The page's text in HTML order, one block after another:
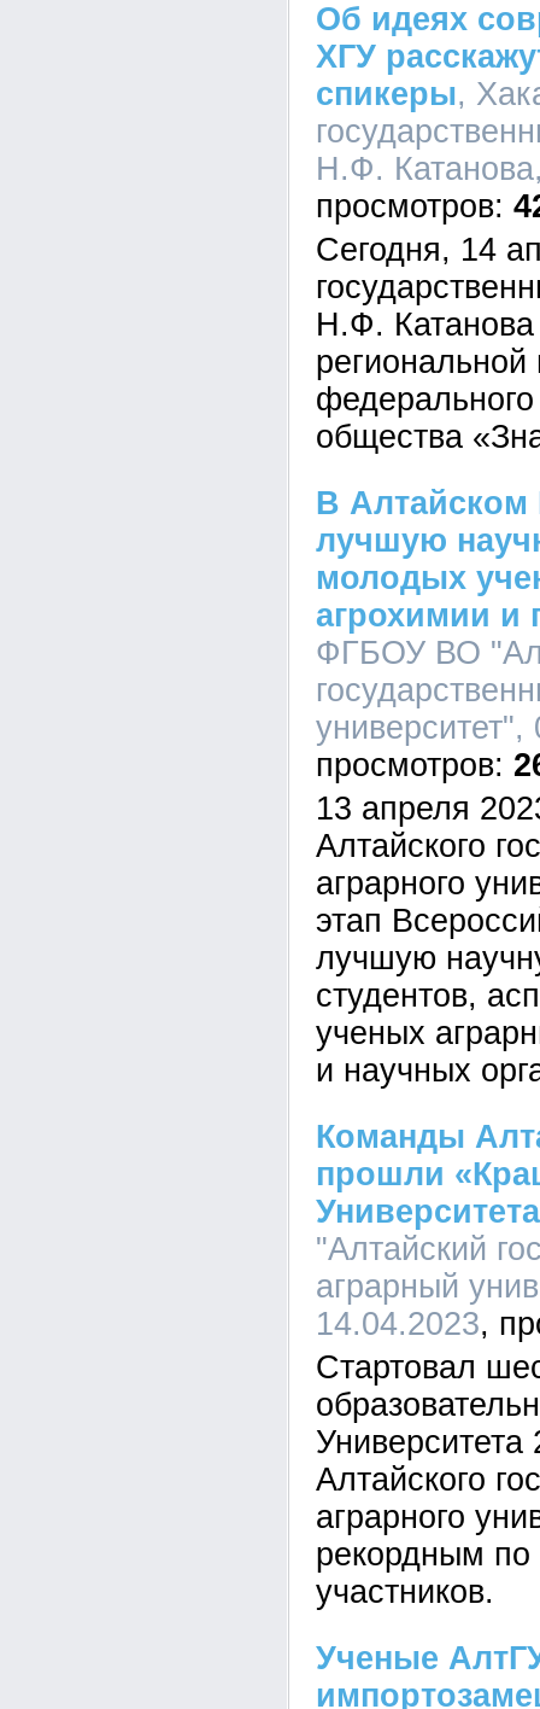
Об идеях
ХГУ
спикеры,
Н.Ф.
Сегодня, 14
Н.Ф. Катанова
федерального
общества
В
лучшую
молодых
агрохимии и
ФГБОУ ВО
13 апреля
Алтайского
аграрного
этап
лучшую
студентов,
ученых
и научных
Команды
прошли
"Алтайский
аграрный
14.04.2023
Стартовал
Алтайского
аграрного
рекордным по
участников.
Ученые